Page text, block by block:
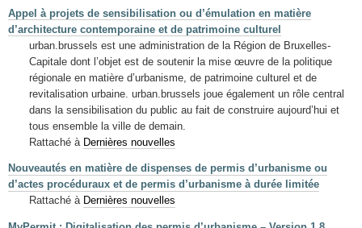
Appel à projets de sensibilisation ou d’émulation en matière
d’architecture contemporaine et de patrimoine culturel
urban.brussels est une administration de la Région de Bruxelles-
Capitale dont l’objet est de soutenir la mise œuvre de la politique
régionale en matière d’urbanisme, de patrimoine culturel et de
revitalisation urbaine. urban.brussels joue également un rôle central
dans la sensibilisation du public au fait de construire aujourd’hui et
tous ensemble la ville de demain.
Rattaché à Dernières nouvelles
Nouveautés en matière de dispenses de permis d’urbanisme ou
d’actes procéduraux et de permis d’urbanisme à durée limitée
Rattaché à Dernières nouvelles